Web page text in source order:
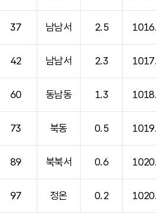
37 남남서 2.5
42 남남서 2.3
60 동남동 1.3
73 북동 0.5
89 북북서 0.6
97 정온 0.2